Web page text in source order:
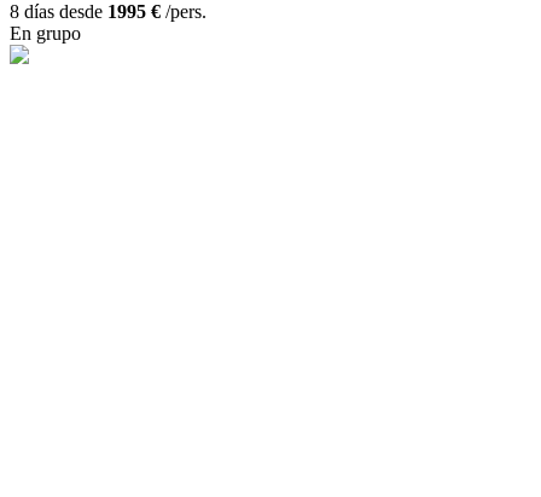
8 días desde 1995 € /pers.
En grupo